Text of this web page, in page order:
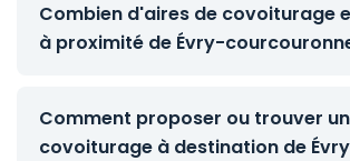
Combien d'aires de covoiturage
à proximité de Évry-
Comment proposer ou trouver un
covoiturage à destination de